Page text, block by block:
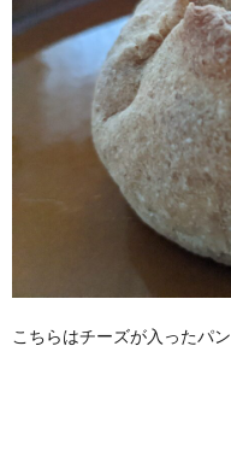
こちらはチーズが入ったパン